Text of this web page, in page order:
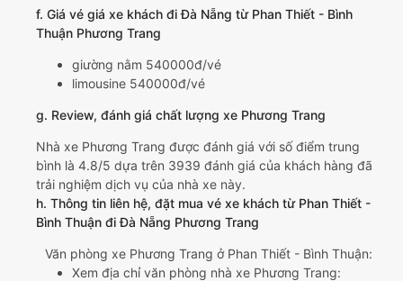
f. Giá vé giá xe khách đi Đà Nẵng từ Phan Thiết - Bình
Thuận Phương Trang
giường nằm 540000đ/vé
limousine 540000đ/vé
g. Review, đánh giá chất lượng xe Phương Trang
Nhà xe Phương Trang được đánh giá với số điểm trung
bình là 4.8/5 dựa trên 3939 đánh giá của khách hàng đã
trải nghiệm dịch vụ của nhà xe này.
h. Thông tin liên hệ, đặt mua vé xe khách từ Phan Thiết -
Bình Thuận đi Đà Nẵng Phương Trang
Văn phòng xe Phương Trang ở Phan Thiết - Bình Thuận:
Xem địa chỉ văn phòng nhà xe Phương Trang: